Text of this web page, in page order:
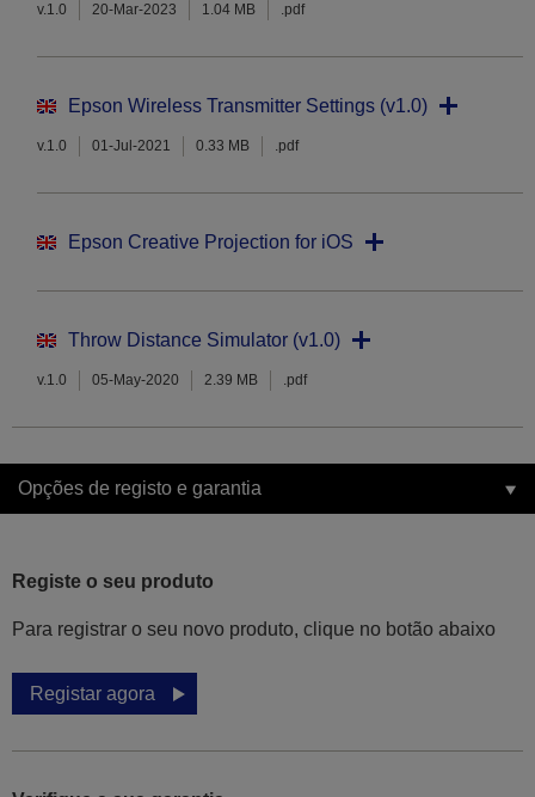
v.1.0 20-Mar-2023 1.04 MB .pdf
Epson Wireless Transmitter Settings (v1.0)
v.1.0 01-Jul-2021 0.33 MB .pdf
Epson Creative Projection for iOS
Throw Distance Simulator (v1.0)
v.1.0 05-May-2020 2.39 MB .pdf
Opções de registo e garantia
Registe o seu produto
Para registrar o seu novo produto, clique no botão abaixo
Registar agora